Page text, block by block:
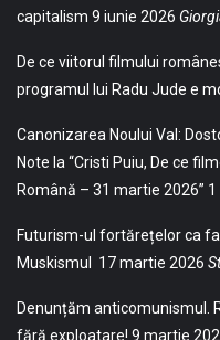
capitalism 9 iunie 2026
De ce viitorul filmului
programul lui Radu Jude e
Canonizarea Noului Val:
Note la “Cristi Puiu, De ce
Română – 31 martie 2026” 1
Futurism-ul fortărețelor ca
Muskismul
17 martie 2026
Denunțăm anticomunismul.
fără exploatare! 9 martie